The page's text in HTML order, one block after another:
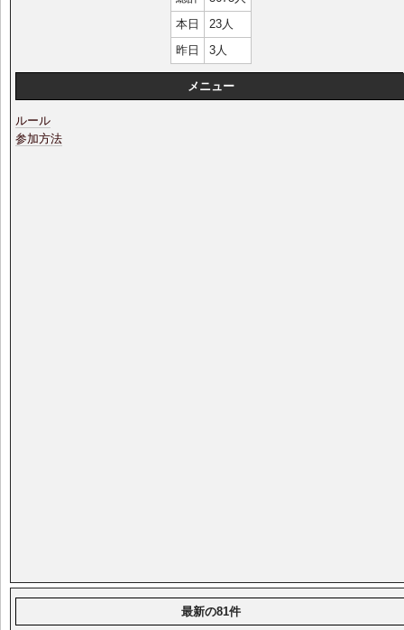
本日
23人
昨日
3人
メニュー
ルール
参加方法
最新の81件